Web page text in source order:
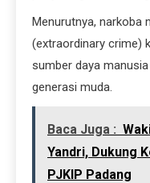
Menurutnya, narkoba
(extraordinary crime)
sumber daya
generasi muda.
Baca Juga :
Yandri, Dukung
PJKIP Padang